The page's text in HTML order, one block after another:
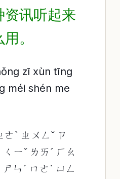
资讯听起来
。
zī xùn tīng
méi shén me
ㄜˋ ㄓㄨㄥˇ ㄗ
ㄧˇ ㄌㄞˊ ㄏㄠ
ㄣˊ ㄇㄜ˙ ㄩㄥ